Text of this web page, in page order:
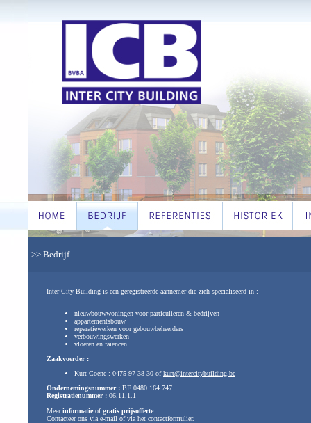
>> Bedrijf
Inter City Building is een geregistreerde aannemer die zich specialiseerd in :
nieuwbouwwoningen voor particulieren & bedrijven
appartementsbouw
reparatiewerken voor gebouwbeheerders
verbouwingswerken
vloeren en faiencen
Zaakvoerder :
Kurt Coene : 0475 97 38 30 ofkurt@intercitybuilding.be
Ondernemingsnummer : BE 0480.164.747
Registratienummer : 06.11.1.1
Meerinformatie ofgratis prijsofferte
Contacteer ons via e-mail of via het contactformulier.